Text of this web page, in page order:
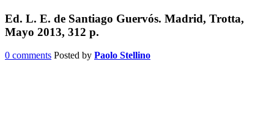
Ed. L. E. de Santiago Guervós. Madrid, Trotta,
Mayo 2013, 312 p.
0 comments Posted by Paolo Stellino